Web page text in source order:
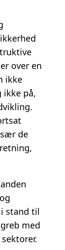
over en
ikke
ikke på,
de
stand til
med